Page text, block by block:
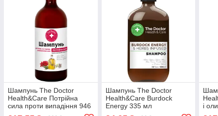
Шампунь The Doctor
Health&Care Потрійна
сила проти випадіння 946
Шампунь The Doctor
Health&Care Burdock
Energy 335 мл
і